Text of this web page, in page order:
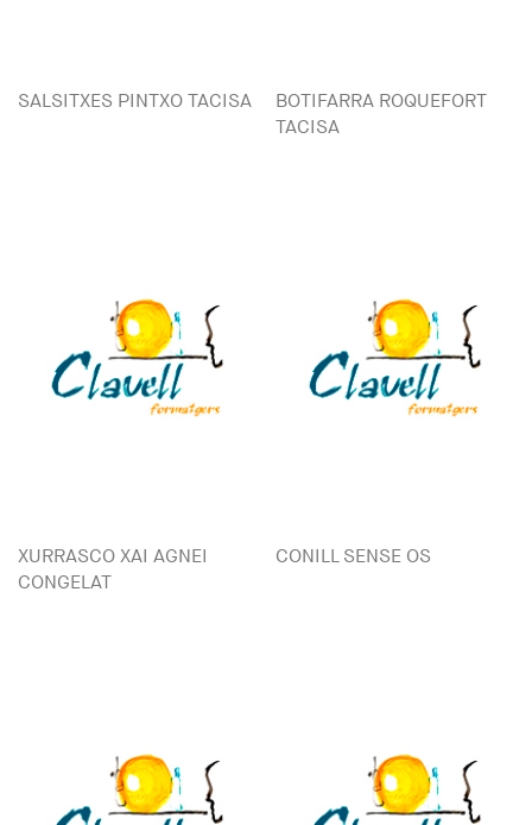
SALSITXES PINTXO TACISA
BOTIFARRA ROQUEFORT
TACISA
XURRASCO XAI AGNEI
CONGELAT
CONILL SENSE OS